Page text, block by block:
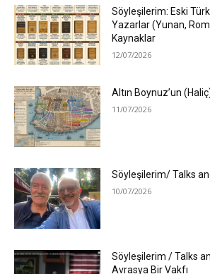
Söyleşilerim: Eski
Yazarlar (Yunan,
Kaynaklar
12/07/2026
Altın Boynuz’un
11/07/2026
Söyleşilerim/ Talks
10/07/2026
Söyleşilerim / Talks
Avrasya Bir Vakfı